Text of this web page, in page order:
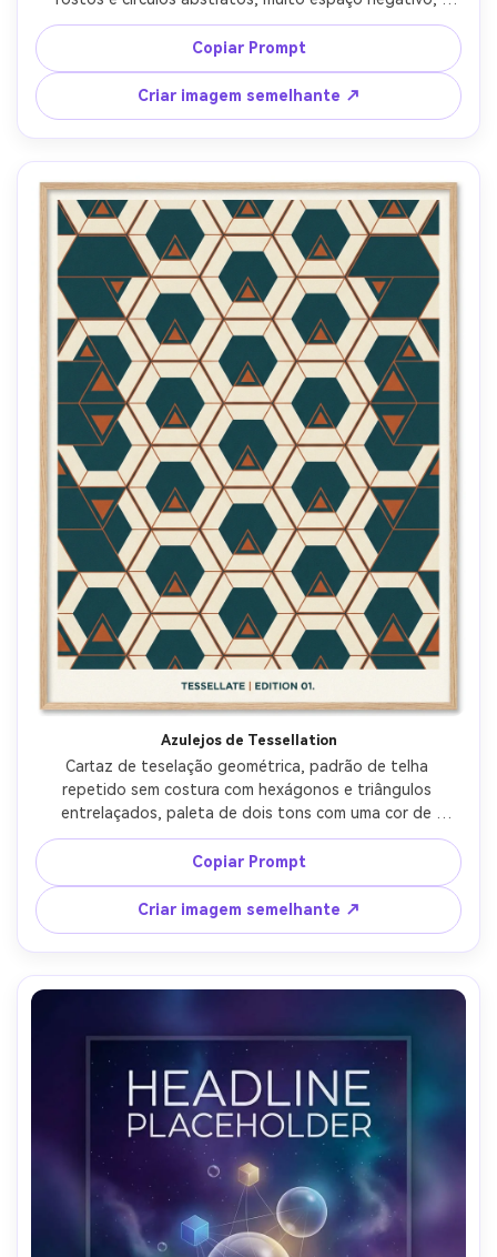
papel texturizado branco, elegante impressão de arte
moderna, pequeno substituto de legenda, estética limpa
e sofisticada da galeria, lente de 85mm, profundidade de
campo rasa, iluminação cinematográfica suave-AR 4:5
Copiar Prompt
Criar imagem semelhante ↗
Azulejos de Tessellation
Cartaz de teselação geométrica, padrão de telha
repetido sem costura com hexágonos e triângulos
entrelaçados, paleta de dois tons com uma cor de
sotaque, simetria precisa, acabamento vetorial nítido,
sobreposição de grão sutil, borda emoldurada e área
mínima de título para uma impressão de decoração
moderna, iluminação cinematográfica suave-AR 4:5
Copiar Prompt
Criar imagem semelhante ↗